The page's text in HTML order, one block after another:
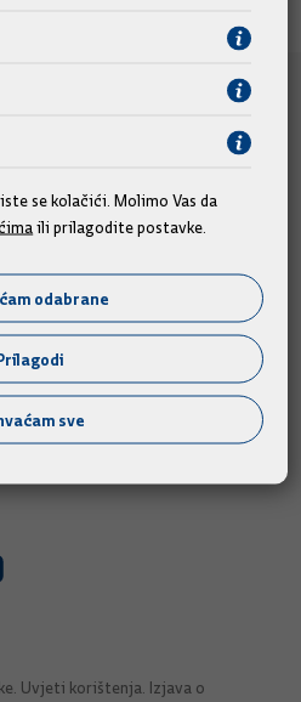
RH
Uvjeti korištenja Izjava o
se kolačići. Molimo Vas da
ili prilagodite postavke.
odabrane
sve